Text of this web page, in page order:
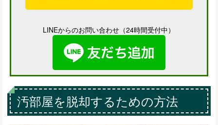
LINEからのお問い合わせ（24時間受付中）
汚部屋を脱却するための方法